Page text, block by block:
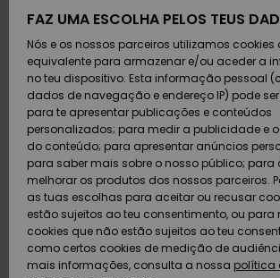
Calçado e
chinelos
Surfe/água
Snow
Artigos
recém-
Calçado e
chinelos
Surfe/água
Neve
Artigos
recém-
MULHER
chegados
Highlights
Snow
SURF
Crianças
Highlights
Community
SNOW
Artigos
Criança
Snow Shop
Feminino
Highlights
Community
DUPLA
PROMO
Criança
Outlet
Mulher
AJUDA
Devoluções
Pagamento
Cartão
presente
Quiksilver
Freedom
Protecção de
dados
FAZ UMA ESCOLHA PELOS TEUS
Nós e os nossos parceiros utilizamos
equivalente para armazenar e/ou aceder a
no teu dispositivo. Esta informação pessoal
dados de navegação e endereço IP) pode
para te apresentar publicações e conteúdos
personalizados; para medir a publicidade e
do conteúdo; para apresentar anúncios
para saber mais sobre o nosso público; para
melhorar os produtos dos nossos parceiros.
as tuas escolhas para aceitar ou recusar
estão sujeitos ao teu consentimento, ou para
cookies que não estão sujeitos ao teu
como certos cookies de medição de
mais informações, consulta a nossa política